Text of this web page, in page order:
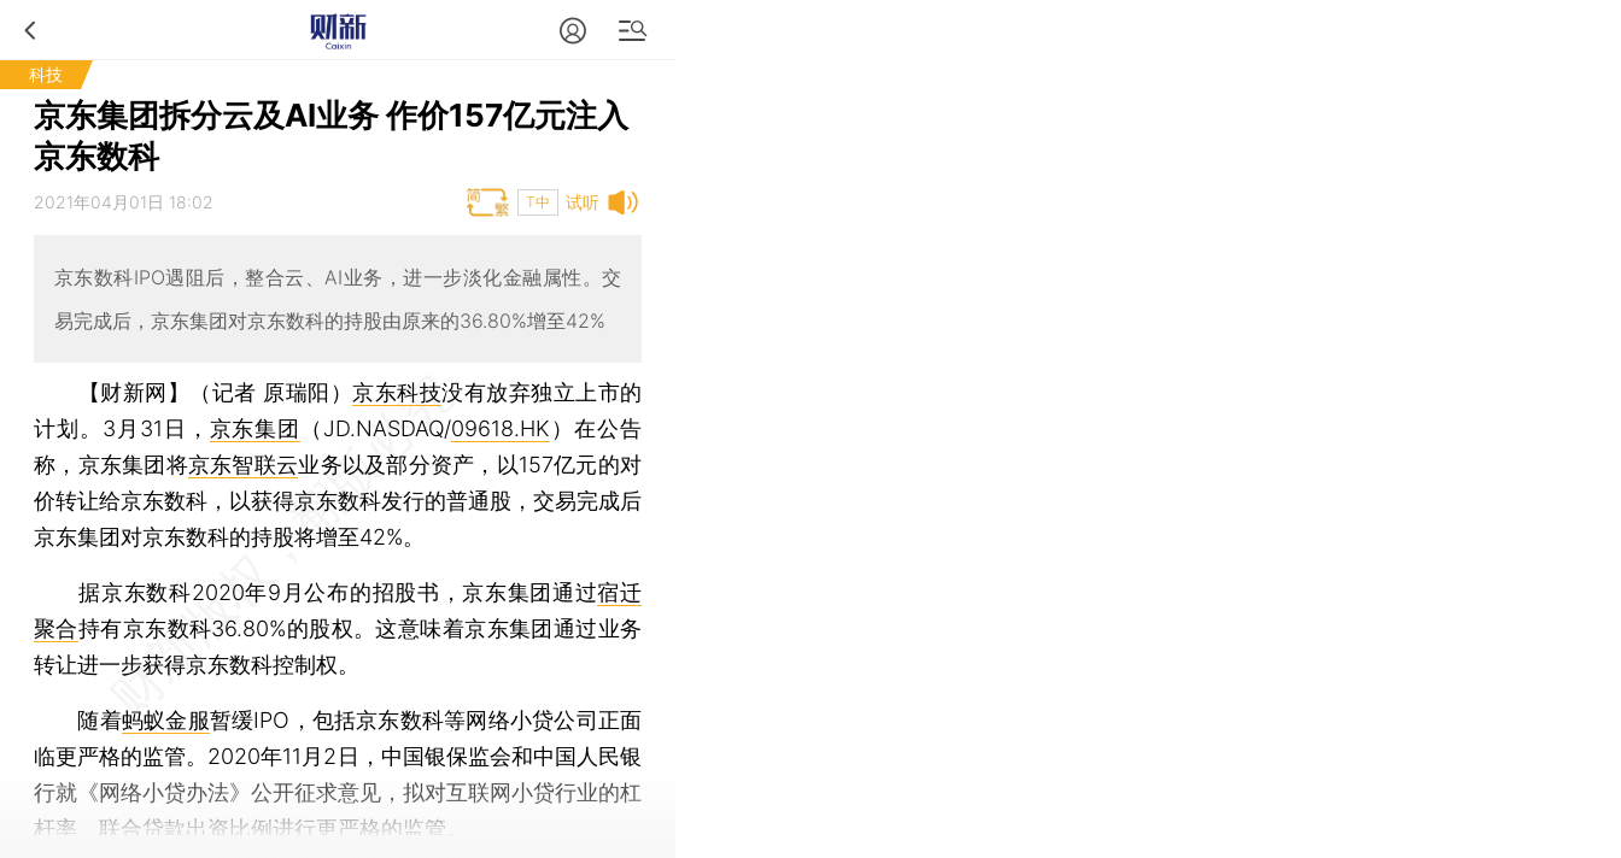
科技
京东集团拆分云及AI业务 作价157亿元注入
京东数科
试听
2021年04月01日 18:02 T中
京东数科IPO遇阻后，整合云、AI业务，进一步淡化金融属性。交
易完成后，京东集团对京东数科的持股由原来的36.80%增至42%
【财新网】（记者 原瑞阳）京东科技没有放弃独立上市的
计划。3月31日， 京东集团 （JD.NASDAQ/09618.HK ）在公告
称，京东集团将京东智联云业务以及部分资产，以157亿元的对
价转让给京东数科，以获得京东数科发行的普通股，交易完成后
京东集团对京东数科的持股将增至42%。
据京东数科2020年9月公布的招股书，京东集团通过宿迁
聚合持有京东数科36.80%的股权。这意味着京东集团通过业务
转让进一步获得京东数科控制权。
随着蚂蚁金服暂缓IPO，包括京东数科等网络小贷公司正面
临更严格的监管。2020年11月2日，中国银保监会和中国人民银
行就《网络小贷办法》公开征求意见，拟对互联网小贷行业的杠
杆率、联合贷款出资比例进行更严格的监管。